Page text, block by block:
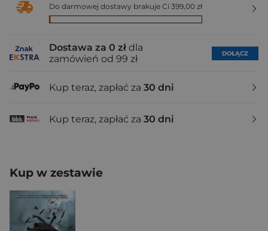
Do darmowej dostawy brakuje Ci 399,00 zł
Dostawa za 0 zł dla
zamówień od 99 zł
DOŁĄCZ
Kup teraz, zapłać za 30 dni
Kup teraz, zapłać za 30 dni
Kup w zestawie